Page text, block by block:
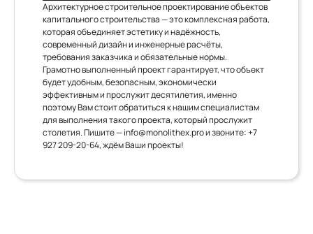
Архитектурное строительное проектирование объектов
капитального строительства — это комплексная работа,
которая объединяет эстетику и надёжность,
современный дизайн и инженерные расчёты,
требования заказчика и обязательные нормы.
Грамотно выполненный проект гарантирует, что объект
будет удобным, безопасным, экономически
эффективным и прослужит десятилетия, именно
поэтому Вам стоит обратиться к нашим специалистам
для выполнения такого проекта, который прослужит
столетия. Пишите —info@monolithex.proи звоните:+7
927 209-20-64, ждём Ваши проекты!